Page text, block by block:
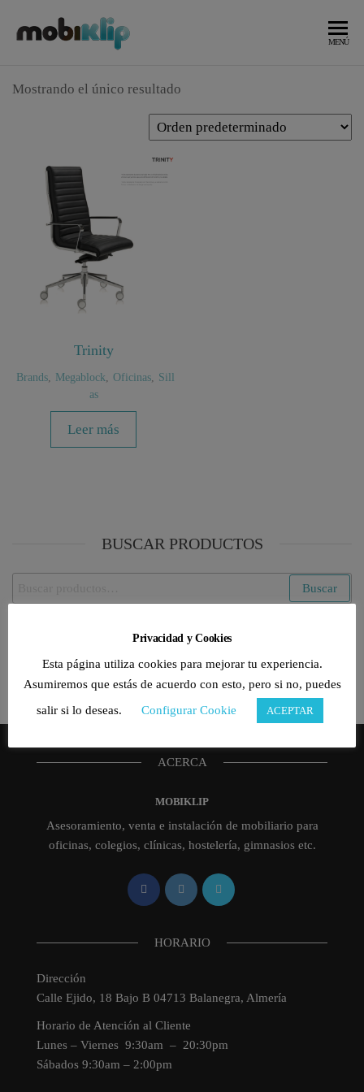
MENÚ
Mostrando el único resultado
Trinity
Brands Megablock Oficinas
Sill
as
Leer más
BUSCAR PRODUCTOS
por:
Buscar
CATEGORÍAS DE PRODUCTO
Selecciona una categoría
ACERCA
MOBIKLIP
Asesoramiento, venta e instalación de mobiliario para
oficinas, colegios, clínicas, hostelería, gimnasios etc.
HORARIO
Dirección
Calle Ejido, 18 Bajo B 04713 Balanegra, Almería
Horario de Atención al Cliente
Lunes – Viernes 9:30am – 20:30pm
Sábados 9:30am – 2:00pm
Privacidad y Cookies
Esta página utiliza cookies para mejorar tu experiencia.
Asumiremos que estás de acuerdo con esto, pero si no, puedes
salir si lo deseas.
Configurar Cookie ACEPTAR